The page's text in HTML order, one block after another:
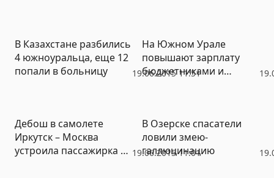
19.06.2015 11:51
В Казахстане разбились
4 южноуральца, еще 12
попали в больницу
На Южном Урале
повышают зарплату
бюджетниками и
19.06.2015 11:01
Дебош в самолете
Иркутск – Москва
устроила пассажирка с
В Озерске спасатели
ловили змею-
галлюцинацию